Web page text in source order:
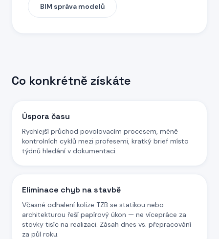
BIM správa modelů
Co konkrétně získáte
Úspora času
Rychlejší průchod povolovacím procesem, méně
kontrolních cyklů mezi profesemi, kratký brief místo
týdnů hledání v dokumentaci.
Eliminace chyb na stavbě
Včasné odhalení kolize TZB se statikou nebo
architekturou řeší papírový úkon — ne vícepráce za
stovky tisíc na realizaci. Zásah dnes vs. přepracování
za půl roku.